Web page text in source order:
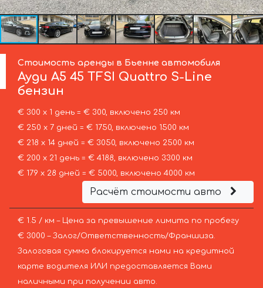
Стоимость аренды в Бьенне автомобиля
Ауди A5 45 TFSI Quattro S-Line
бензин
€ 300 х 1 день = € 300, включено 250 км
€ 250 х 7 дней = € 1750, включено 1500 км
€ 218 х 14 дней = € 3050, включено 2500 км
€ 200 х 21 день = € 4188, включено 3300 км
€ 179 х 28 дней = € 5000, включено 4000 км
Расчёт стоимости авто
€ 1.5 / км – Цена за превышение лимита по пробегу
€ 3000 – Залог/Ответственность/Франшиза.
Залоговая сумма блокируется нами на кредитной
карте водителя ИЛИ предоставляется Вами
наличными при получении авто.